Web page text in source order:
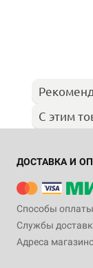
С этим
ДОСТАВКА И
Способы оплаты
Службы
Адреса